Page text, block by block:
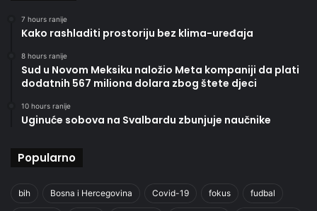
7 hours ranije
Kako rashladiti prostoriju bez klima-uređaja
8 hours ranije
Sud u Novom Meksiku naložio Meta kompaniji da plati
dodatnih 567 miliona dolara zbog štete djeci
10 hours ranije
Uginuće sobova na Svalbardu zbunjuje naučnike
Popularno
bih Bosna i Hercegovina Covid-19 fokus fudbal